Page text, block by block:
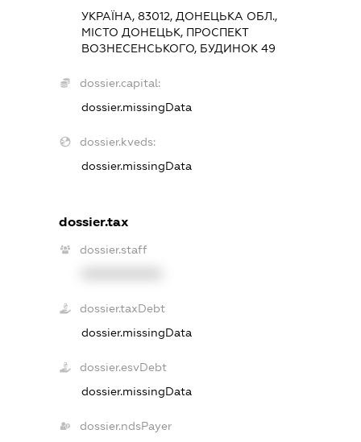
УКРАЇНА, 83012, ДОНЕЦЬКА ОБЛ.,
МІСТО ДОНЕЦЬК, ПРОСПЕКТ
ВОЗНЕСЕНСЬКОГО, БУДИНОК 49
dossier.capital:
dossier.missingData
dossier.kveds:
dossier.missingData
dossier.tax
dossier.staff
dossier.taxDebt
dossier.missingData
dossier.esvDebt
dossier.missingData
dossier.ndsPayer